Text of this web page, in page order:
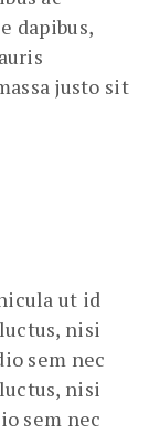
dapibus,
justo sit
ut id
nisi
sem nec
nisi
sem nec